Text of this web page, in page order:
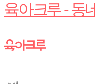
육아크루 - 동